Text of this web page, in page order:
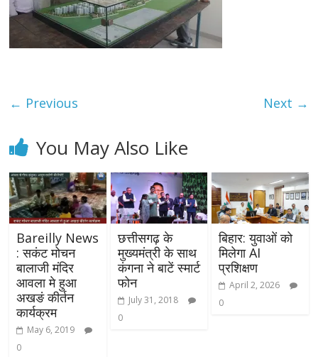
← Previous Next →
You May Also Like
Bareilly News
: सकंट मोचन
बालाजी मंदिर
आवला मे हुआ
अखङं कीर्तन
कार्यक्रम
May 6, 2019
0
छत्तीसगढ़ के
मुख्यमंत्री के साथ
कंगना ने बाटें स्मार्ट
फोन
July 31, 2018
0
बिहार: युवाओं को
मिलेगा AI
प्रशिक्षण
April 2, 2026
0